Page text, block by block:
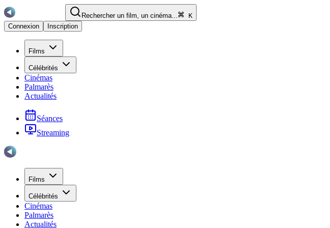
Rechercher un film, un cinéma...
K
Connexion
Inscription
Films
Célébrités
Cinémas
Palmarès
Actualités
Séances
Streaming
Films
Célébrités
Cinémas
Palmarès
Actualités